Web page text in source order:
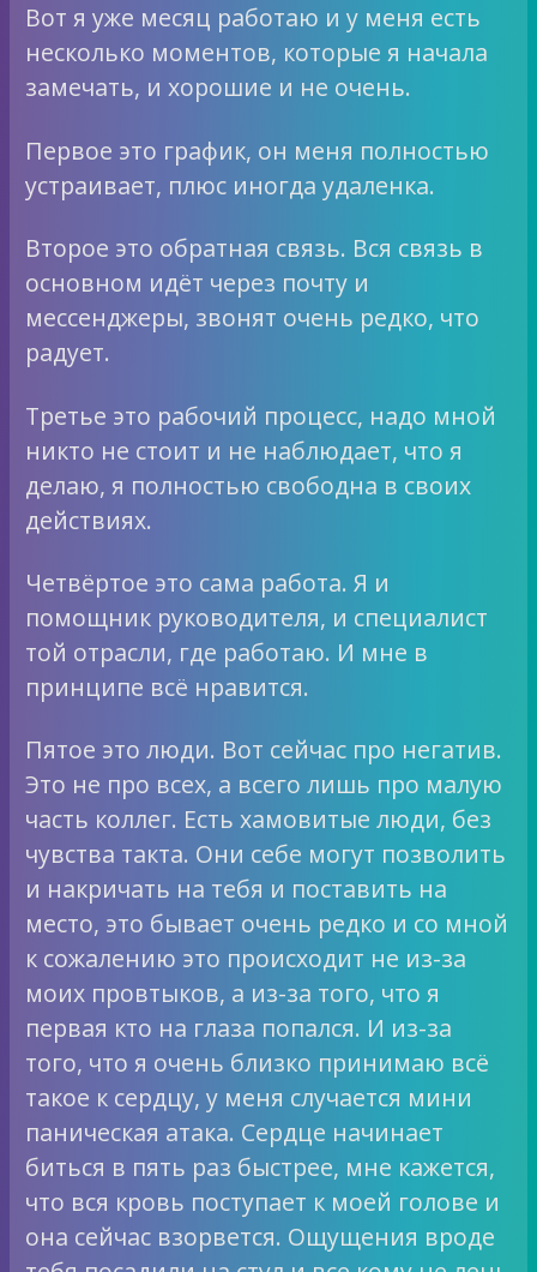
Вот я уже месяц работаю и у меня есть
несколько моментов, которые я начала
замечать, и хорошие и не очень.
Первое это график, он меня полностью
устраивает, плюс иногда удаленка.
Второе это обратная связь. Вся связь в
основном идёт через почту и
мессенджеры, звонят очень редко, что
радует.
Третье это рабочий процесс, надо мной
никто не стоит и не наблюдает, что я
делаю, я полностью свободна в своих
действиях.
Четвёртое это сама работа. Я и
помощник руководителя, и специалист
той отрасли, где работаю. И мне в
принципе всё нравится.
Пятое это люди. Вот сейчас про негатив.
Это не про всех, а всего лишь про малую
часть коллег. Есть хамовитые люди, без
чувства такта. Они себе могут позволить
и накричать на тебя и поставить на
место, это бывает очень редко и со мной
к сожалению это происходит не из-за
моих провтыков, а из-за того, что я
первая кто на глаза попался. И из-за
того, что я очень близко принимаю всё
такое к сердцу, у меня случается мини
паническая атака. Сердце начинает
биться в пять раз быстрее, мне кажется,
что вся кровь поступает к моей голове и
она сейчас взорвется. Ощущения вроде